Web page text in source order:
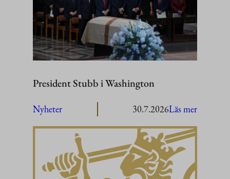
President Stubb i Washington
Nyheter 30.7.2026Läs mer: